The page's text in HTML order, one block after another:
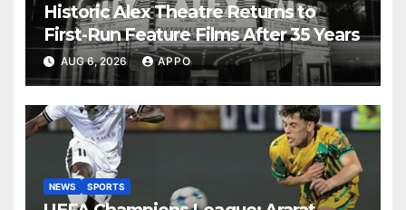
Historic Alex Theatre Returns to
First-Run Feature Films After 35 Years
AUG 6, 2026 APPO
NEWS SPORTS